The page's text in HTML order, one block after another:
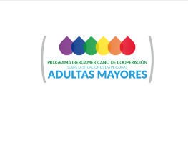
contenido